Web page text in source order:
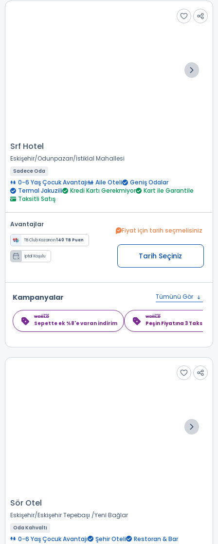
Srf Hotel
Eskişehir Odunpazarı İstiklal Mahallesi
Sadece Oda
0-6 Yaş Çocuk Avantajı Aile Oteli
Geniş Odalar
Termal Jakuzili
Kredi Kartı Gerekmiyor
Kart ile Garantile
Taksitli Satış
Avantajlar
TB Club Kazancın140 TB Puan
İptal Koşulu
Fiyat için tarih seçmelisiniz
Tarih Seçiniz
Kampanyalar Tümünü Gör
Sepette ek %8'e varan indirim Peşin Fiyatına 3 Taksit
Sör Otel
Eskişehir Eskişehir Tepebaşı Yeni Bağlar
Oda Kahvaltı
0-6 Yaş Çocuk Avantajı Şehir Oteli
Restoran & Bar